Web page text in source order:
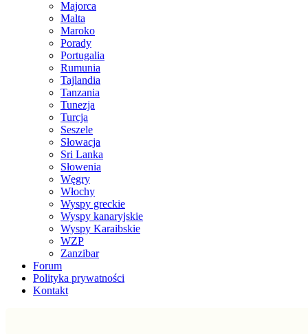
Majorca
Malta
Maroko
Porady
Portugalia
Rumunia
Tajlandia
Tanzania
Tunezja
Turcja
Seszele
Słowacja
Sri Lanka
Słowenia
Węgry
Włochy
Wyspy greckie
Wyspy kanaryjskie
Wyspy Karaibskie
WZP
Zanzibar
Forum
Polityka prywatności
Kontakt